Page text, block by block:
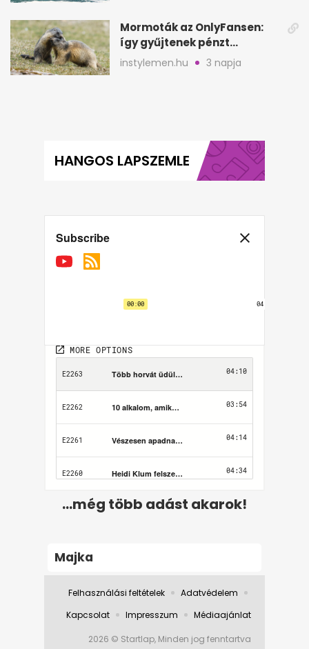
Mormoták az OnlyFansen:
így gyűjtenek pénzt
amerikai kutatók
instylemen.hu 3 napja
HANGOS LAPSZEMLE
...még több adást akarok!
Majka
Felhasználási feltételek
Adatvédelem
Kapcsolat
Impresszum Médiaajánlat
2026 © Startlap, Minden jog fenntartva